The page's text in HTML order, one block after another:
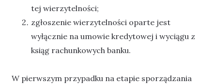
tej wierzytelności;
zgłoszenie wierzytelności oparte jest
wyłącznie na umowie kredytowej i wyciągu z
ksiąg rachunkowych banku.
W pierwszym przypadku na etapie sporządzania